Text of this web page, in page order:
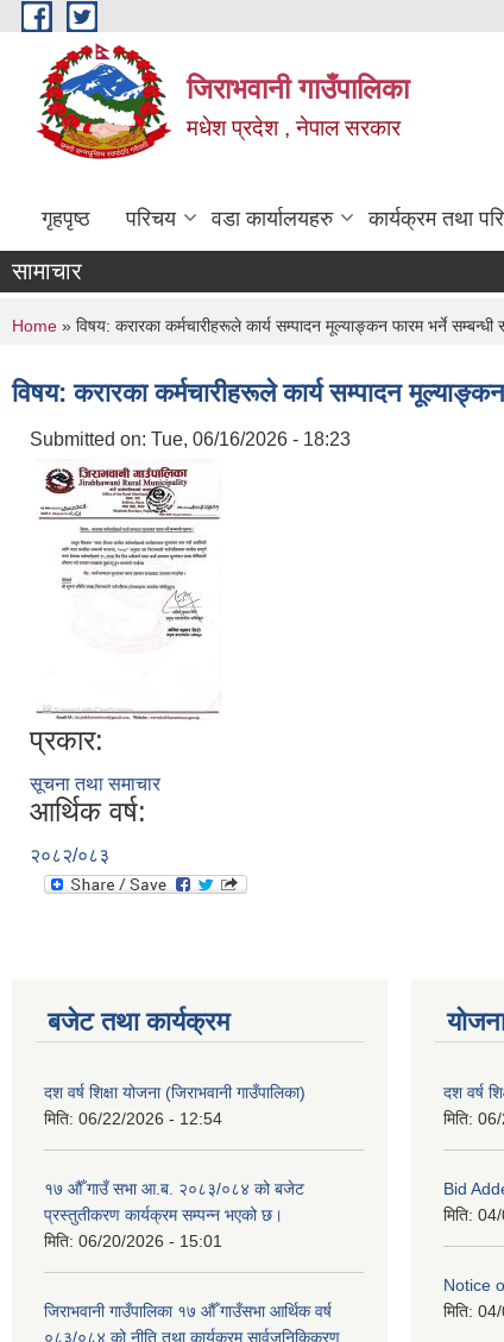
Skip to main content
जिराभवानी गाउँपालिका
मधेश प्रदेश , नेपाल सरकार
गृहपृष्ठ परिचय वडा कार्यालयहरु कार्यक्रम तथा
सामाचार
You are here
Home » विषय: करारका कर्मचारीहरूले कार्य सम्पादन मूल्याङ्कन फारम भर्ने सम्बन्धी
विषय: करारका कर्मचारीहरूले कार्य सम्पादन
Submitted on: Tue, 06/16/2026 - 18:23
प्रकार:
सूचना तथा समाचार
आर्थिक वर्ष:
२०८२/०८३
बजेट तथा कार्यक्रम
दश वर्ष शिक्षा योजना (जिराभवानी गाउँपालिका)
मिति: 06/22/2026 - 12:54
१७ औँ गाउँ सभा आ.ब. २०८३/०८४ को बजेट
प्रस्तुतीकरण कार्यक्रम सम्पन्न भएको छ।
मिति: 06/20/2026 - 15:01
जिराभवानी गाउँपालिका १७ औँ गाउँसभा आर्थिक वर्ष
०८३/०८४ को नीति तथा कार्यक्रम सार्वजनिकिकरण
दश वर्ष
मिति:
Bid
मिति:
Notice
मिति: